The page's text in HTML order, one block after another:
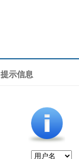
提示信息